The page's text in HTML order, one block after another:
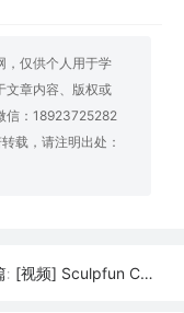
，仅供个人用于学
文章内容、版权或
信：18923725282
载，请注明出处：
: [视频] Sculpfun C1：最小巧的迷你激光雕刻机 150x130mm 精准雕刻